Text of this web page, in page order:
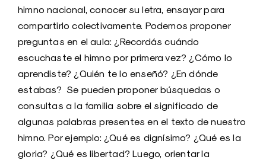
himno nacional, conocer su letra, ensayar para
compartirlo colectivamente. Podemos proponer
preguntas en el aula: ¿Recordás cuándo
escuchaste el himno por primera vez? ¿Cómo lo
aprendiste? ¿Quién te lo enseñó? ¿En dónde
estabas? Se pueden proponer búsquedas o
consultas a la familia sobre el significado de
algunas palabras presentes en el texto de nuestro
himno. Por ejemplo: ¿Qué es dignísimo? ¿Qué es la
gloria? ¿Qué es libertad? Luego, orientar la